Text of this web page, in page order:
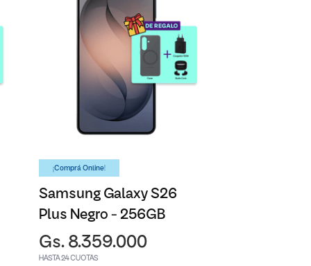
¡Comprá Online!
Samsung Galaxy S26
Plus Negro - 256GB
Gs. 8.359.000
HASTA 24 CUOTAS